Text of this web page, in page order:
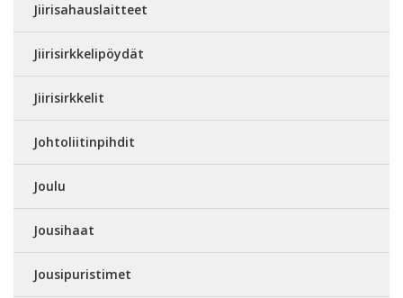
Jiirisahauslaitteet
Jiirisirkkelipöydät
Jiirisirkkelit
Johtoliitinpihdit
Joulu
Jousihaat
Jousipuristimet